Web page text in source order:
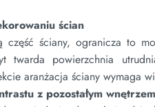
ścian
część ściany, ogranicza to
twarda powierzchnia
aranżacja ściany wymaga
z pozostałym